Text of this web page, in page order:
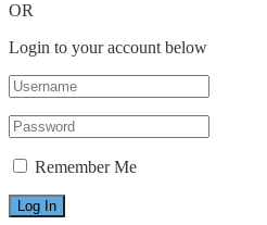
OR
Login to your account below
Remember Me